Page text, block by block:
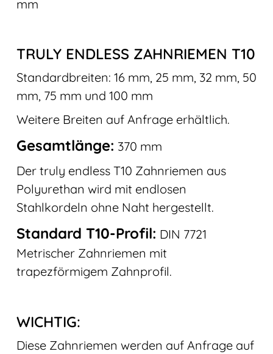
mm
TRULY ENDLESS ZAHNRIEMEN T10
Standardbreiten: 16 mm, 25 mm, 32 mm, 50
mm, 75 mm und 100 mm
Weitere Breiten auf Anfrage erhältlich.
Gesamtlänge: 370 mm
Der truly endless T10 Zahnriemen aus
Polyurethan wird mit endlosen
Stahlkordeln ohne Naht hergestellt.
Standard T10-Profil: DIN 7721
Metrischer Zahnriemen mit
trapezförmigem Zahnprofil.
WICHTIG:
Diese Zahnriemen werden auf Anfrage auf